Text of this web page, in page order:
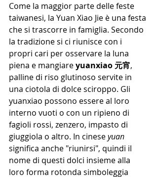
Come la maggior parte delle feste
taiwanesi, la Yuan Xiao Jie è una festa
che si trascorre in famiglia. Secondo
la tradizione si ci riunisce con i
propri cari per osservare la luna
piena e mangiare yuanxiao 元宵,
palline di riso glutinoso servite in
una ciotola di dolce sciroppo. Gli
yuanxiao possono essere al loro
interno vuoti o con un ripieno di
fagioli rossi, zenzero, impasto di
giuggiola o altro. In cinese yuan
significa anche "riunirsi", quindi il
nome di questi dolci insieme alla
loro forma rotonda simboleggia